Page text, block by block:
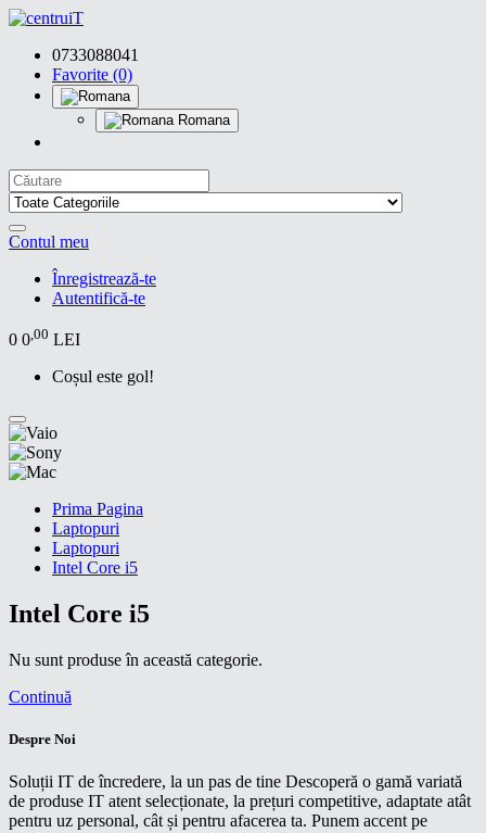
0733088041
Favorite (0)
Romana
Contul meu
Înregistrează-te
Autentifică-te
0 0,00 LEI
Coșul este gol!
Prima Pagina
Laptopuri
Laptopuri
Intel Core i5
Intel Core i5
Nu sunt produse în această categorie.
Continuă
Despre Noi
Soluții IT de încredere, la un pas de tine Descoperă o gamă variată
de produse IT atent selecționate, la prețuri competitive, adaptate atât
pentru uz personal, cât și pentru afacerea ta. Punem accent pe